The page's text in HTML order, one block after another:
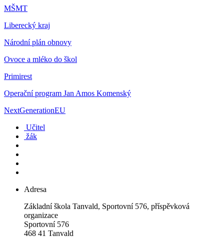
MŠMT
Liberecký kraj
Národní plán obnovy
Ovoce a mléko do škol
Primirest
Operační program Jan Amos Komenský
NextGenerationEU
Učitel
žák
Adresa
Základní škola Tanvald, Sportovní 576, příspěvková
organizace
Sportovní 576
468 41 Tanvald